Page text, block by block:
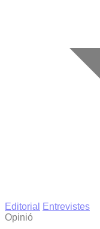
Editorial
Entrevistes
Opinió